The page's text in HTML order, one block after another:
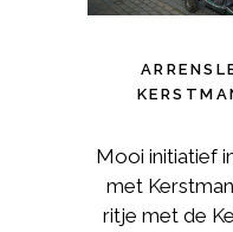
Mooi initiatief
met
ritje met de